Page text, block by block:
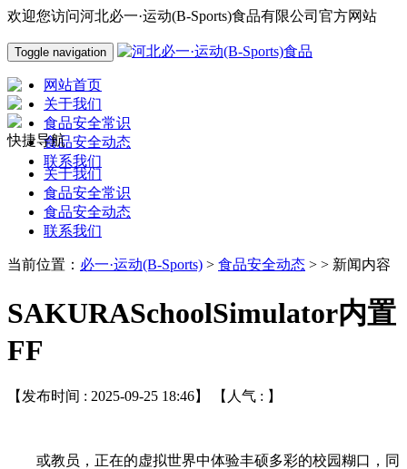
欢迎您访问河北必一·运动(B-Sports)食品有限公司官方网站
Toggle navigation
网站首页
关于我们
食品安全常识
食品安全动态
联系我们
快捷导航
关于我们
食品安全常识
食品安全动态
联系我们
当前位置： 必一·运动(B-Sports) > 食品安全动态 > > 新闻内容
SAKURASchoolSimulator内置
FF
【发布时间 : 2025-09-25 18:46】 【人气 : 】
或教员，正在的虚拟世界中体验丰硕多彩的校园糊口，同